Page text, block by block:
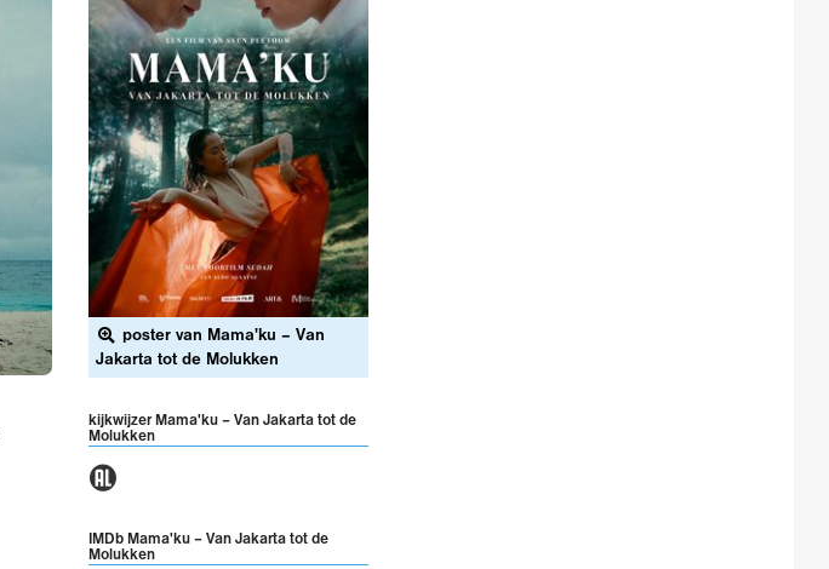
poster van Mama'ku – Van
Jakarta tot de Molukken
kijkwijzer Mama'ku – Van Jakarta tot de
Molukken
1
IMDb Mama'ku – Van Jakarta tot de
Molukken